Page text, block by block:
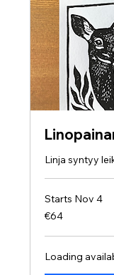
Linja syntyy
Starts Nov 4
64
euros
€64
Loading